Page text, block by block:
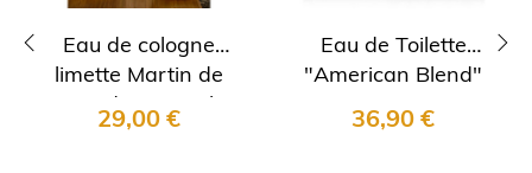
Eau de cologne
limette Martin de
Candre 100 ml
29,00 €
Eau de Toilette
"American Blend"
Fine
36,90 €